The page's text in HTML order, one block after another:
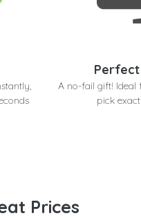
A no-fail gift! Ideal
pick
Prices